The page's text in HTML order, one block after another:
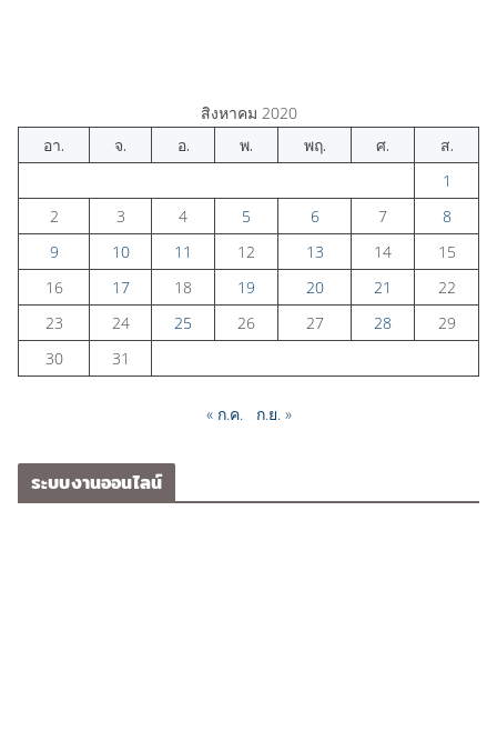
สิงหาคม 2020
อา.
จ. อ. พ. พฤ. ศ.
ส.
1
2
3 4 5 6 7
8
9
10 11 12 13 14
15
16
17 18 19 20 21
22
23
24 25 26 27 28
29
30
31
« ก.ค. ก.ย. »
ระบบงานออนไลน์